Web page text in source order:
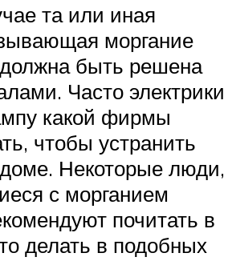
та или иная
моргание
быть решена
Часто электрики
какой фирмы
чтобы устранить
Некоторые люди,
с морганием
почитать в
делать в подобных